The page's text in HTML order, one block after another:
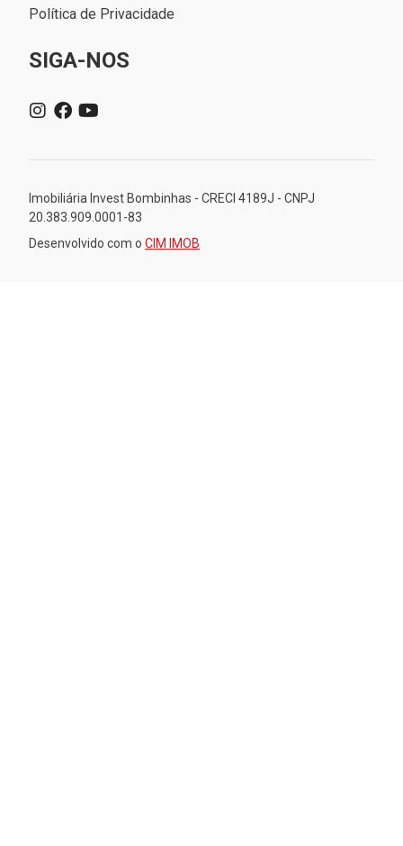
Política de Privacidade
SIGA-NOS
Imobiliária Invest Bombinhas - CRECI 4189J - CNPJ
20.383.909.0001-83
Desenvolvido com o CIM IMOB